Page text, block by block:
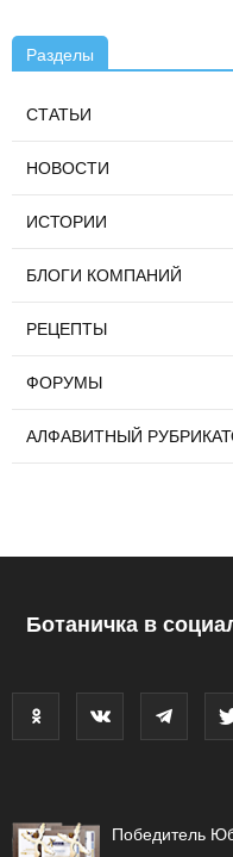
Разделы
СТАТЬИ
НОВОСТИ
ИСТОРИИ
БЛОГИ КОМПАНИЙ
РЕЦЕПТЫ
ФОРУМЫ
АЛФАВИТНЫЙ
Ботаничка в
Победитель